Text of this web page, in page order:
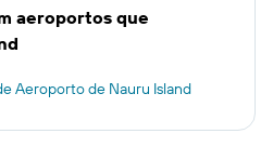
aeroportos que
Aeroporto de Nauru Island